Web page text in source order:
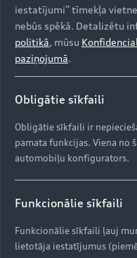
iestatījumi” tīmekļa
nebūs spēkā. Detalizētu
politikā, mūsu
paziņojumā.
Obligātie sīkfaili
Obligātie sīkfaili ir
pamata funkcijas. Viena no
automobiļu konfigurators.
Funkcionālie sīkfaili
Funkcionālie sīkfaili ļauj
lietotāja iestatījumus